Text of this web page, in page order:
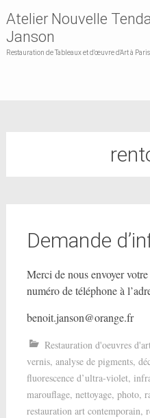
Atelier Nouvelle
Janson
Restauration de Tableaux et d'œuvre d'Art à Paris
Demande
Merci de nous envoyer
numéro de téléphone à
benoit.janson@orange.fr
Restauration d'oeuvres
vernis, analyse de pigments,
fluorescence d’ultra-violet,
marouflage, nettoyage, photo,
restauration art contemporain,